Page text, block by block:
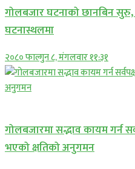
गोलबजार घटनाको छानबिन सुरु,
घटनास्थलमा
२०८० फाल्गुन ८, मंगलवार ११:३१
गोलबजारमा सद्भाव कायम गर्न
भएको क्षतिको अनुगमन